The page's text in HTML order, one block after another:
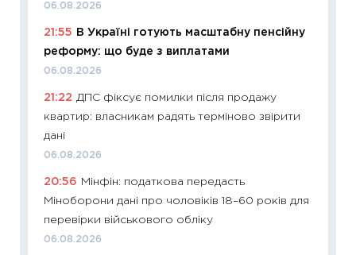
06.08.2026
21:55
В Україні готують масштабну пенсійну
реформу: що буде з виплатами
06.08.2026
21:22 ДПС фіксує помилки після продажу
квартир: власникам радять терміново звірити
дані
06.08.2026
20:56 Мінфін: податкова передасть
Міноборони дані про чоловіків 18–60 років для
перевірки військового обліку
06.08.2026